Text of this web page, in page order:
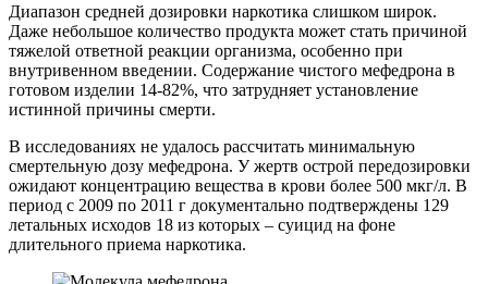
Диапазон средней дозировки наркотика слишком широк.
Даже небольшое количество продукта может стать причиной
тяжелой ответной реакции организма, особенно при
внутривенном введении. Содержание чистого мефедрона в
готовом изделии 14-82%, что затрудняет установление
истинной причины смерти.
В исследованиях не удалось рассчитать минимальную
смертельную дозу мефедрона. У жертв острой передозировки
ожидают концентрацию вещества в крови более 500 мкг/л. В
период с 2009 по 2011 г документально подтверждены 129
летальных исходов 18 из которых – суицид на фоне
длительного приема наркотика.